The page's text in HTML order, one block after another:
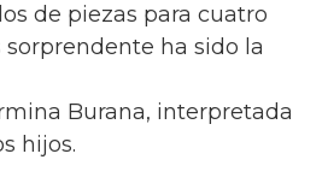
de piezas para cuatro
sorprendente ha sido la
Burana, interpretada
hijos.